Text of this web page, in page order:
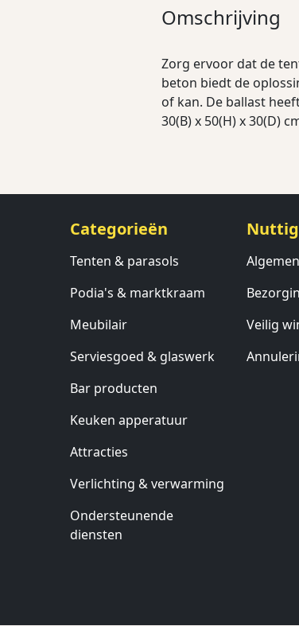
Omschrijving
Zorg ervoor dat de
beton biedt de
of kan. De ballast
30(B) x 50(H) x 30(D)
Categorieën
Tenten & parasols
Podia's & marktkraam
Meubilair
Serviesgoed & glaswerk
Bar producten
Keuken apperatuur
Attracties
Verlichting & verwarming
Ondersteunende
diensten
Veilig